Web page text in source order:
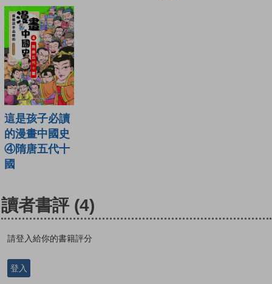
這是孩子必讀
的漫畫中國史
④隋唐五代十
國
讀者書評 (4)
請登入給你的書籍評分
登入